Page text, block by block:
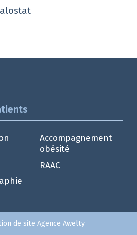
Accompagnement
obésité
RAAC
de site Agence Awelty